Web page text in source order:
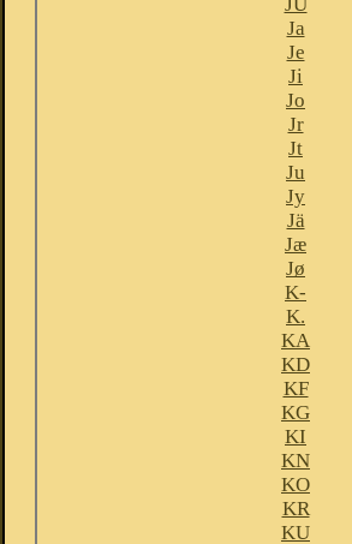
Ja
Je
Ji
Jo
Jr
Jt
Ju
Jy
Jä
Jæ
Jø
K-
K.
KA
KD
KF
KG
KI
KN
KO
KR
KU